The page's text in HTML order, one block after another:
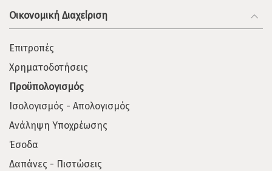
Οικονομική Διαχείριση
Επιτροπές
Χρηματοδοτήσεις
Προϋπολογισμός
Ισολογισμός - Απολογισμός
Ανάληψη Υποχρέωσης
Έσοδα
Δαπάνες - Πιστώσεις